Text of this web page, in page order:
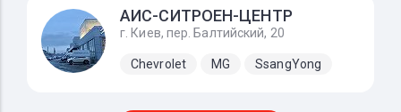
АИС-СИТРОЕН-ЦЕНТР
г. Киев, пер. Балтийский, 20
Chevrolet MG SsangYong